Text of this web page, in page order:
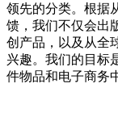
领先的分类。根据
馈，我们不仅会出
创产品，以及从全
兴趣。我们的目标
件物品和电子商务